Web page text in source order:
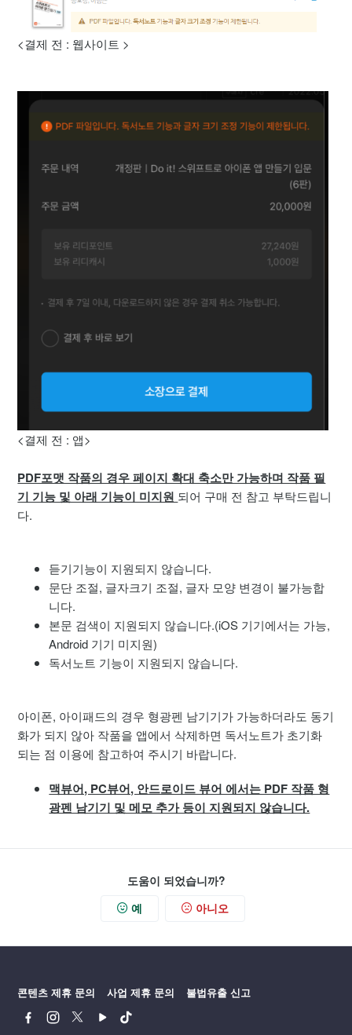
<결제 전 : 웹사이트 >
<결제 전 : 앱>
PDF포맷 작품의 경우 페이지 확대 축소만 가능하며 작품 필
기 기능 및 아래 기능이 미지원 되어 구매 전 참고 부탁드립니
다.
듣기기능이 지원되지 않습니다.
문단 조절, 글자크기 조절, 글자 모양 변경이 불가능합
니다.
본문 검색이 지원되지 않습니다.(iOS 기기에서는 가능,
Android 기기 미지원)
독서노트 기능이 지원되지 않습니다.
아이폰, 아이패드의 경우 형광펜 남기기가 가능하더라도 동기
화가 되지 않아 작품을 앱에서 삭제하면 독서노트가 초기화
되는 점 이용에 참고하여 주시기 바랍니다.
맥뷰어, PC뷰어, 안드로이드 뷰어 에서는 PDF 작품 형
광펜 남기기 및 메모 추가 등이 지원되지 않습니다.
도움이 되었습니까?
예 아니오
콘텐츠 제휴 문의 사업 제휴 문의 불법유출 신고
이
스
튜